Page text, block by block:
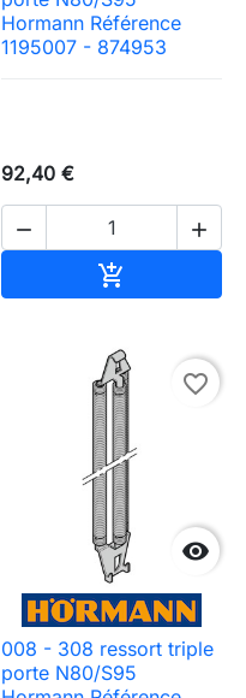
Hormann Référence
1195007 - 874953
92,40 €
 


favorite_border
008 - 308 ressort triple
porte N80/S95